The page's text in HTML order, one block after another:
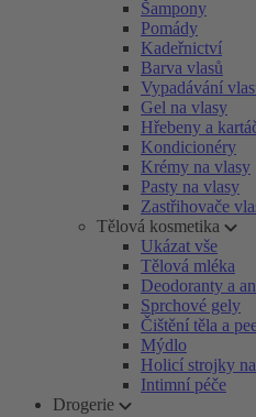
Šampony
Pomády
Kadeřnictví
Barva vlasů
Vypadávání
Gel na vlasy
Hřebeny a
Kondicionéry
Krémy na vlasy
Pasty na vlasy
Zastřihovače
Tělová kosmetika
Ukázat vše
Tělová mléka
Deodoranty a
Sprchové gely
Čištění těla a
Mýdlo
Holicí strojky
Intimní péče
Drogerie